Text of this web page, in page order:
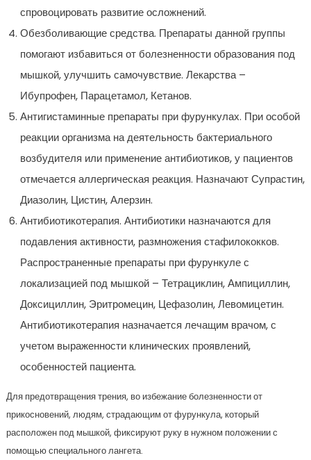
спровоцировать развитие осложнений.
Обезболивающие средства. Препараты данной группы
помогают избавиться от болезненности образования под
мышкой, улучшить самочувствие. Лекарства –
Ибупрофен, Парацетамол, Кетанов.
Антигистаминные препараты при фурункулах. При особой
реакции организма на деятельность бактериального
возбудителя или применение антибиотиков, у пациентов
отмечается аллергическая реакция. Назначают Супрастин,
Диазолин, Цистин, Алерзин.
Антибиотикотерапия. Антибиотики назначаются для
подавления активности, размножения стафилококков.
Распространенные препараты при фурункуле с
локализацией под мышкой – Тетрациклин, Ампициллин,
Доксициллин, Эритромецин, Цефазолин, Левомицетин.
Антибиотикотерапия назначается лечащим врачом, с
учетом выраженности клинических проявлений,
особенностей пациента.
Для предотвращения трения, во избежание болезненности от
прикосновений, людям, страдающим от фурункула, который
расположен под мышкой, фиксируют руку в нужном положении с
помощью специального лангета.